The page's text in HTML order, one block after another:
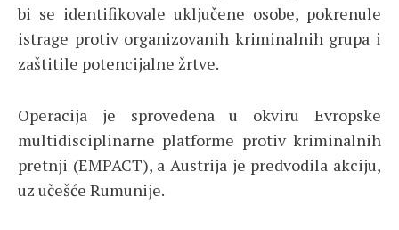
bi se identifikovale uključene osobe, pokrenule
istrage protiv organizovanih kriminalnih grupa i
zaštitile potencijalne žrtve.
Operacija je sprovedena u okviru Evropske
multidisciplinarne platforme protiv kriminalnih
pretnji (EMPACT), a Austrija je predvodila akciju,
uz učešće Rumunije.